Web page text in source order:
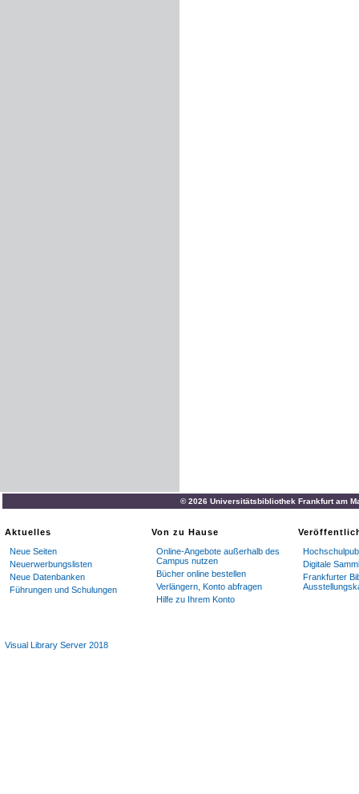
© 2026 Universitätsbibliothek Frankfurt am
Aktuelles
Neue Seiten
Neuerwerbungslisten
Neue Datenbanken
Führungen und Schulungen
Von zu Hause
Online-Angebote außerhalb des
Campus nutzen
Bücher online bestellen
Verlängern, Konto abfragen
Hilfe zu Ihrem Konto
Digitale
Frankfurter
Visual Library Server 2018